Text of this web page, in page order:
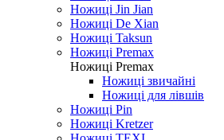
Ножиці Jin Jian
Ножиці De Xian
Ножиці Taksun
Ножиці Premax
Ножиці Premax
Ножиці звичайні
Ножиці для лівшів
Ножиці Pin
Ножиці Kretzer